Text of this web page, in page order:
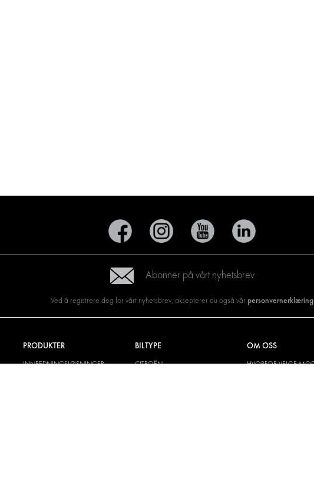
Abonner på vårt nyhetsbrev
Ved å registrere deg for vårt nyhetsbrev, aksepterer du også vår personvernerklæring
PRODUKTER
INNREDNINGSLØSNINGER
BILTYPE
CITROËN
OM OSS
HVORFOR VELGE